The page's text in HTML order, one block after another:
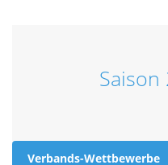
Saison
Verbands-Wettbewerbe